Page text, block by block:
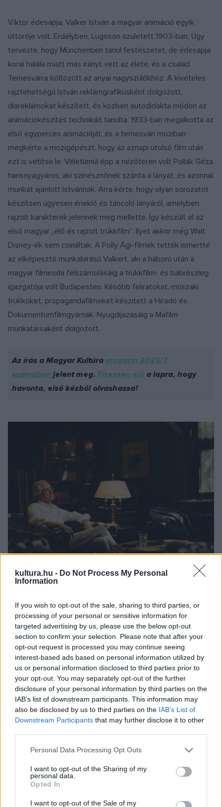
kultura.hu - Do Not Process My Personal
Information
If you wish to opt-out of the sale, sharing to third parties, or
processing of your personal or sensitive information for
targeted advertising by us, please use the below opt-out
section to confirm your selection. Please note that after your
opt-out request is processed you may continue seeing
interest-based ads based on personal information utilized by
us or personal information disclosed to third parties prior to
your opt-out. You may separately opt-out of the further
disclosure of your personal information by third parties on the
IAB’s list of downstream participants. This information may
also be disclosed by us to third parties on the IAB’s List of
Downstream Participants that may further disclose it to other
Please note that this website/app uses one or more Google
not limited to your visit or usage behaviour. You may click to
grant or deny consent to Google and its third-party tags to
use your data for below specified purposes in below Google
consent section.
Personal Data Processing Opt Outs
I want to opt-out of the Sharing of my
personal data.
Opted In
I want to opt-out of the Sale of my
Viktor édesapja, Valker István a magyar animáció egyik
úttörője volt. Erdélyben, Lugoson született 1903-ban. Úgy
tervezte, hogy Münchenben tanul festészetet, de édesapja
korai halála miatt más irányt vett az élete, és a család
Temesvárra költözött az anyai nagyszülőkhöz. A kivételes
rajztehetségű István reklámgrafikusként dolgozott,
diareklámokat készített, és közben autodidakta módon az
animációkészítés technikáit tanulta. 1933-ban megalkotta az
első egyperces animációját, és a temesvári moziban
megkérte a mozigépészt, hogy az aznapi utolsó film után
ezt is vetítse le. Véletlenül épp a nézőtéren volt Pollák Géza
harisnyagyáros, aki színésznőnek szánta a lányát, és azonnal
munkát ajánlott Istvánnak. Arra kérte, hogy olyan sorozatot
készítsen ügyesen éneklő és táncoló lányáról, amelyben
rajzolt karakterek jelennek meg mellette. Így készült el az
első magyar „élő és rajzolt trükkfilm”. Ilyet akkor még Walt
Disney-ék sem csináltak. A Polly Ági-filmek tették ismertté
az elképesztő munkabírású Valkert, aki a háború után a
magyar filmiroda felszámolásáig a trükkfilm- és bábrészleg
igazgatója volt Budapesten. Később feliratokat, műszaki
trükköket, propagandafilmeket készített a Híradó és
Dokumentumfilmgyárnak. Nyugdíjazásáig a Mafilm
munkatársaként dolgozott.
Az írás a Magyar Kultúra magazin 2023/7.
számában jelent meg. Fizessen elő a lapra, hogy
havonta, első kézből olvashassa!
amit az osztrák rokonoknál láttam: a rendkívüli jómód,
amelyet ők üzletemberként teremtettek – folytatja a
történetét Viktor. – Már akkor üzletember akartam lenni –
aztán az élet úgy hozta, hogy az autók és az ingatlanok
körül bontakozott ki a szakmai életem.
Hogyan lett a Rolls-Royce és a Bentley magyarországi
képviselője? Mint ő fogalmaz: váratlanul, meghívás nyomán.
Az 1980-as évek második felében néhány barátjával
elhatározta, hogy exkluzív autókiállítást rendeznek
Budapesten. A kiállítási kollekciót külföldi barátoktól,
ismerősöktől és azok ismerőseitől kunyerálták össze, és a
Sportcsarnok lett a nagyszabású autószalon helyszíne.